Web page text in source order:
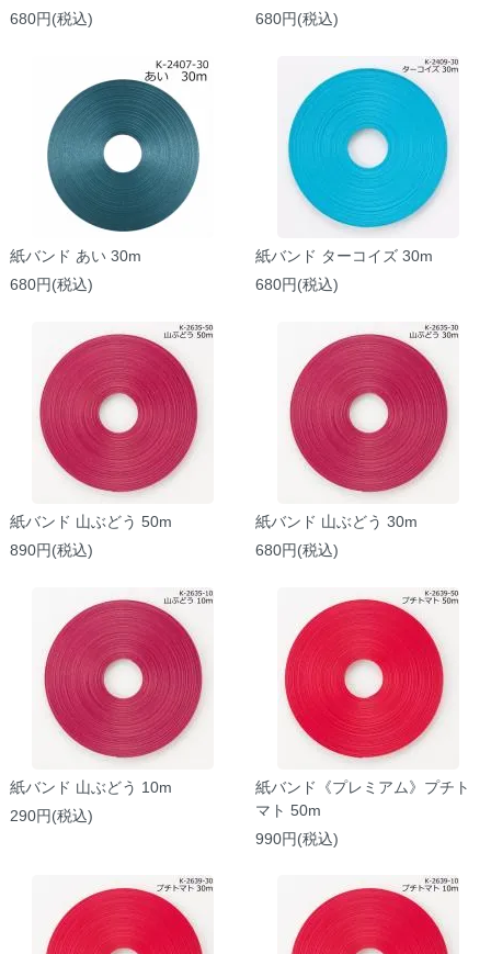
680円(税込)
680円(税込)
紙バンド あい 30m
680円(税込)
紙バンド ターコイズ 30m
680円(税込)
紙バンド 山ぶどう 50m
890円(税込)
紙バンド 山ぶどう 30m
680円(税込)
紙バンド 山ぶどう 10m
290円(税込)
紙バンド《プレミアム》プチト
マト 50m
990円(税込)